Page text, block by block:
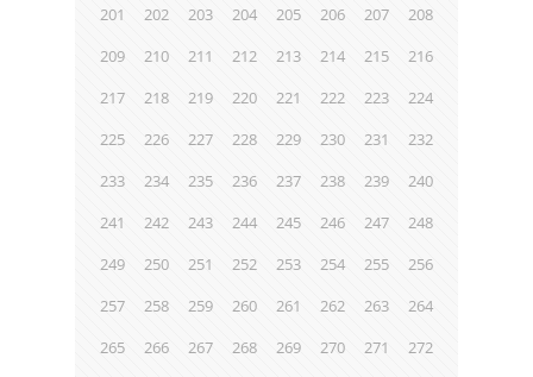
201 202 203 204 205 206 207
208
209
210 211 212 213 214 215
216
217
218 219 220 221 222 223
224
225
226 227 228 229 230 231
232
233
234 235 236 237 238 239
240
241
242 243 244 245 246 247
248
249
250 251 252 253 254 255
256
257
258 259 260 261 262 263
264
265
266 267 268 269 270 271
272